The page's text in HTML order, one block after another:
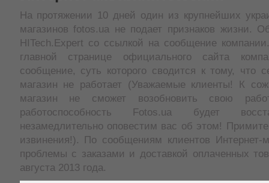
На протяжении 10 дней один из крупнейших
магазинов fotos.ua не подает признаков жизни.
HITech.Expert со ссылкой на сообщение
главной странице официального сайта
сообщение, суть которого сводится к тому, что
магазин не работает (Уважаемые клиенты! К
магазин не сможет возобновить свою
работоспособность Fotos.ua будет
незамедлительно оповестим вас об этом!
извинения!). По сообщениям клиентов Интернет-
проблемы с заказами и доставкой оплаченных
августа 2013 года.